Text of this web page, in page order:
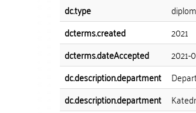
dc.type
dcterms.created
2021
dcterms.dateAccepted
2021-
dc.description.department
dc.description.department